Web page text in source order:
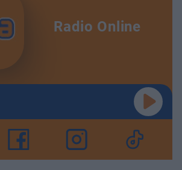
Radio Online